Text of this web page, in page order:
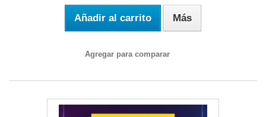
Añadir al carrito Más
Agregar para comparar